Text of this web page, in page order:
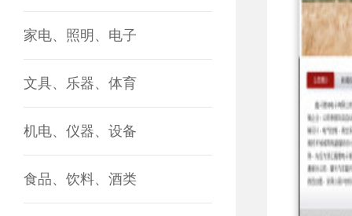
家电、照明、电子
文具、乐器、体育
机电、仪器、设备
食品、饮料、酒类